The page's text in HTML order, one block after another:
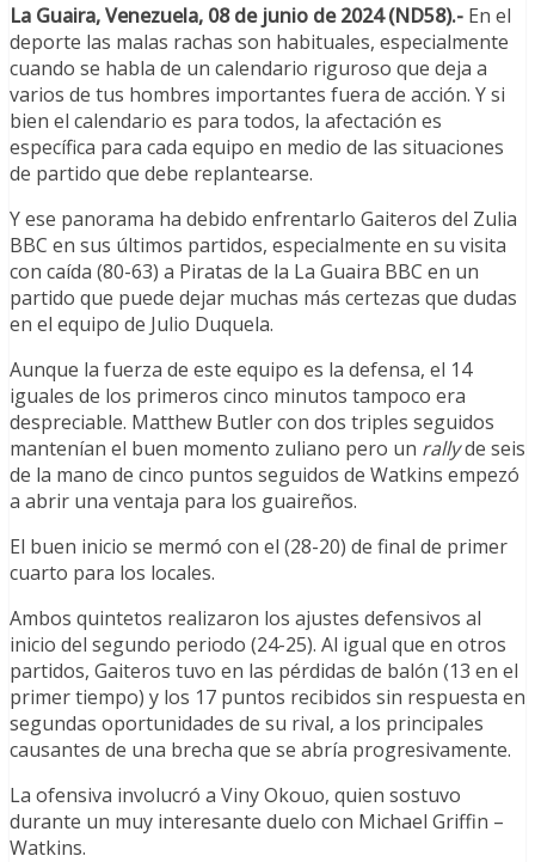
La Guaira, Venezuela, 08 de junio de 2024 (ND58).- En el
deporte las malas rachas son habituales, especialmente
cuando se habla de un calendario riguroso que deja a
varios de tus hombres importantes fuera de acción. Y si
bien el calendario es para todos, la afectación es
específica para cada equipo en medio de las situaciones
de partido que debe replantearse.
Y ese panorama ha debido enfrentarlo Gaiteros del Zulia
BBC en sus últimos partidos, especialmente en su visita
con caída (80-63) a Piratas de la La Guaira BBC en un
partido que puede dejar muchas más certezas que dudas
en el equipo de Julio Duquela.
Aunque la fuerza de este equipo es la defensa, el 14
iguales de los primeros cinco minutos tampoco era
despreciable. Matthew Butler con dos triples seguidos
mantenían el buen momento zuliano pero un rallyde seis
de la mano de cinco puntos seguidos de Watkins empezó
a abrir una ventaja para los guaireños.
El buen inicio se mermó con el (28-20) de final de primer
cuarto para los locales.
Ambos quintetos realizaron los ajustes defensivos al
inicio del segundo periodo (24-25). Al igual que en otros
partidos, Gaiteros tuvo en las pérdidas de balón (13 en el
primer tiempo) y los 17 puntos recibidos sin respuesta en
segundas oportunidades de su rival, a los principales
causantes de una brecha que se abría progresivamente.
La ofensiva involucró a Viny Okouo, quien sostuvo
durante un muy interesante duelo con Michael Griffin –
Watkins.